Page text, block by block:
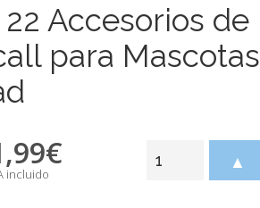
Accesorios de
para Mascotas
€
incluido
▲